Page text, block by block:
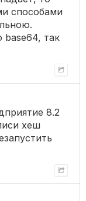
способами
так
8.2
хеш